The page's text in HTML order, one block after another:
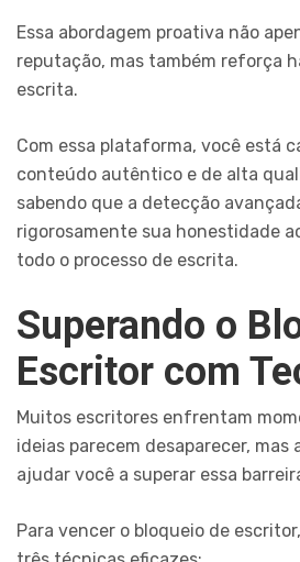
Essa abordagem proativa não
reputação, mas também reforça
escrita.
Com essa plataforma, você está
conteúdo autêntico e de alta
sabendo que a detecção
rigorosamente sua honestidade
todo o processo de escrita.
Superando o
Escritor com
Muitos escritores enfrentam
ideias parecem desaparecer, mas
ajudar você a superar essa
Para vencer o bloqueio de